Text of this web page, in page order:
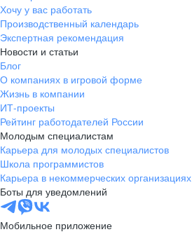
Хочу у вас работать
Производственный календарь
Экспертная рекомендация
Новости и статьи
Блог
О компаниях в игровой форме
Жизнь в компании
ИТ-проекты
Рейтинг работодателей России
Молодым специалистам
Карьера для молодых специалистов
Школа программистов
Карьера в некоммерческих организациях
Боты для уведомлений
Мобильное приложение